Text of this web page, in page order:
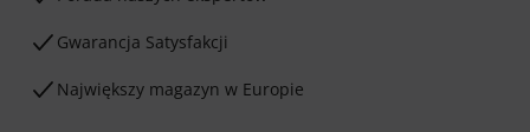
Gwarancja Satysfakcji
Największy magazyn w Europie